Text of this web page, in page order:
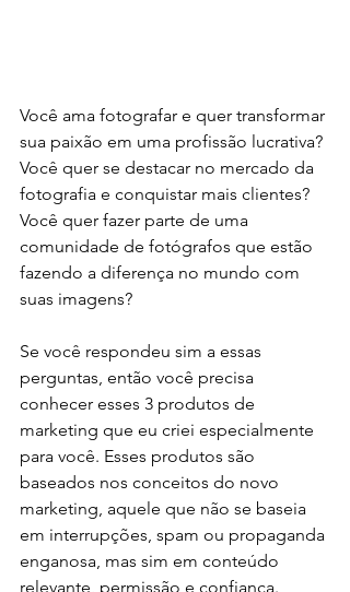
Você ama fotografar e quer transformar
sua paixão em uma profissão lucrativa?
Você quer se destacar no mercado da
fotografia e conquistar mais clientes?
Você quer fazer parte de uma
comunidade de fotógrafos que estão
fazendo a diferença no mundo com
suas imagens?
Se você respondeu sim a essas
perguntas, então você precisa
conhecer esses 3 produtos de
marketing que eu criei especialmente
para você. Esses produtos são
baseados nos conceitos do novo
marketing, aquele que não se baseia
em interrupções, spam ou propaganda
enganosa, mas sim em conteúdo
relevante, permissão e confiança.